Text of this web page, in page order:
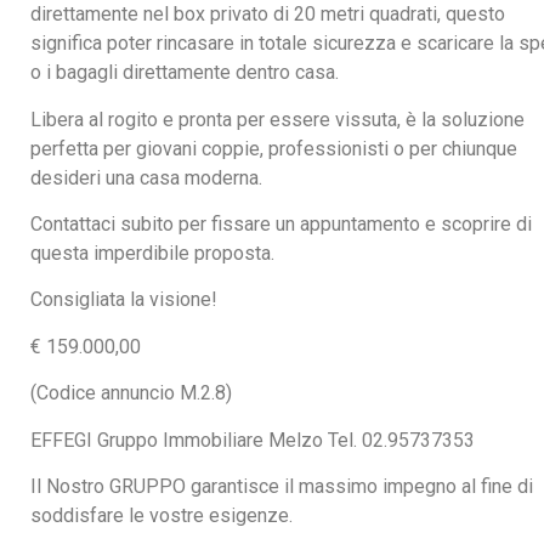
direttamente nel box privato di 20 metri quadrati, questo
significa poter rincasare in totale sicurezza e scaricare la
o i bagagli direttamente dentro casa.
Libera al rogito e pronta per essere vissuta, è la soluzione
perfetta per giovani coppie, professionisti o per chiunque
desideri una casa moderna.
Contattaci subito per fissare un appuntamento e scoprire di
questa imperdibile proposta.
Consigliata la visione!
€ 159.000,00
(Codice annuncio M.2.8)
EFFEGI Gruppo Immobiliare Melzo Tel. 02.95737353
Il Nostro GRUPPO garantisce il massimo impegno al fine di
soddisfare le vostre esigenze.